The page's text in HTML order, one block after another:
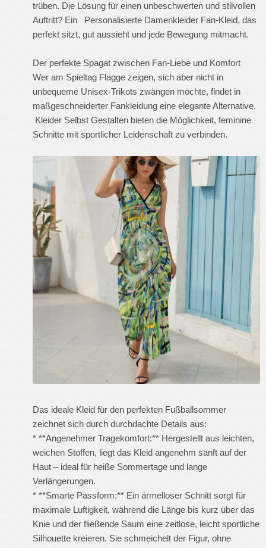
trüben. Die Lösung für einen unbeschwerten und stilvollen
Auftritt? Ein Personalisierte Damenkleider Fan-Kleid, das
perfekt sitzt, gut aussieht und jede Bewegung mitmacht.
Der perfekte Spagat zwischen Fan-Liebe und Komfort
Wer am Spieltag Flagge zeigen, sich aber nicht in
unbequeme Unisex-Trikots zwängen möchte, findet in
maßgeschneiderter Fankleidung eine elegante Alternative.
Kleider Selbst Gestalten bieten die Möglichkeit, feminine
Schnitte mit sportlicher Leidenschaft zu verbinden.
Das ideale Kleid für den perfekten Fußballsommer
zeichnet sich durch durchdachte Details aus:
* **Angenehmer Tragekomfort:** Hergestellt aus leichten,
weichen Stoffen, liegt das Kleid angenehm sanft auf der
Haut – ideal für heiße Sommertage und lange
Verlängerungen.
* **Smarte Passform:** Ein ärmelloser Schnitt sorgt für
maximale Luftigkeit, während die Länge bis kurz über das
Knie und der fließende Saum eine zeitlose, leicht sportliche
Silhouette kreieren. Sie schmeichelt der Figur, ohne